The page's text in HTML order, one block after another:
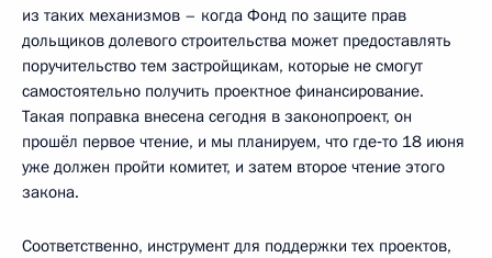
из таких механизмов – когда Фонд по защите прав
дольщиков долевого строительства может предоставлять
поручительство тем застройщикам, которые не смогут
самостоятельно получить проектное финансирование.
Такая поправка внесена сегодня в законопроект, он
прошёл первое чтение, и мы планируем, что где‑то 18 июня
уже должен пройти комитет, и затем второе чтение этого
закона.
Соответственно, инструмент для поддержки тех проектов,